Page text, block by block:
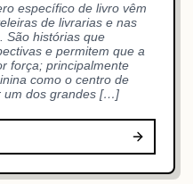
específico de livro vêm
de livrarias e nas
São histórias que
e permitem que a
força; principalmente
como o centro de
um dos grandes […]